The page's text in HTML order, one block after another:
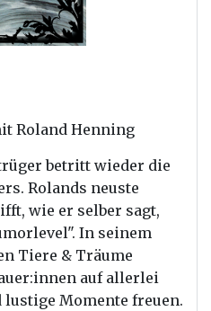
Roland Henning
betritt wieder die
Rolands neuste
wie er selber sagt,
In seinem
Tiere & Träume
auf allerlei
Momente freuen.